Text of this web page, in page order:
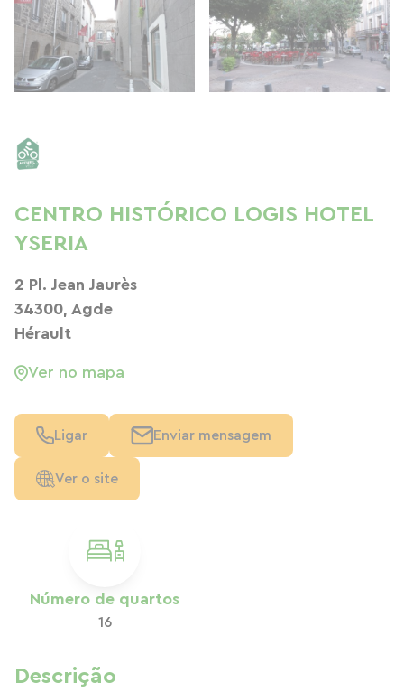
Número de quartos
16
Descrição
CENTRO HISTÓRICO LOGIS HOTEL
YSERIA
2 Pl. Jean Jaurès
34300, Agde
Hérault
Ver no mapa
Ligar Enviar mensagem
Ver o site